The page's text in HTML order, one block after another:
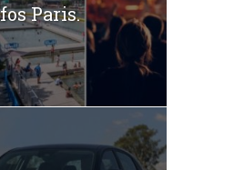
Paris.